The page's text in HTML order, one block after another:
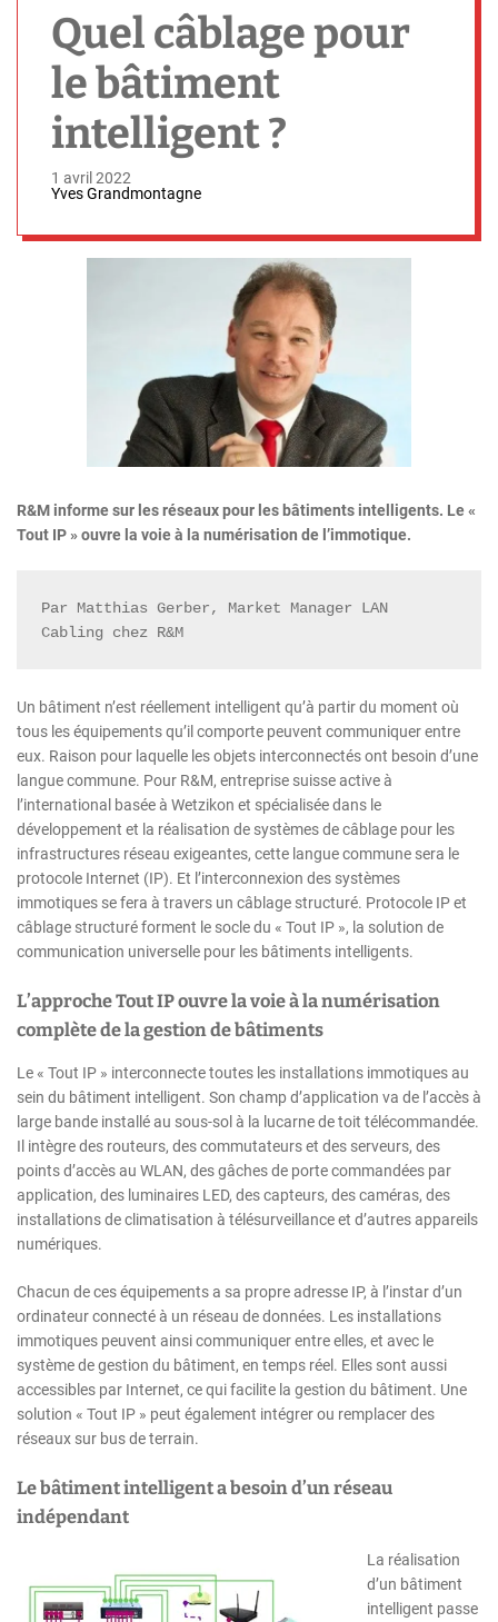
Quel câblage pour
le bâtiment
intelligent ?
1 avril 2022
Yves Grandmontagne
R&M informe sur les réseaux pour les bâtiments intelligents. Le «
Tout IP » ouvre la voie à la numérisation de l’immotique.
Par Matthias Gerber, Market Manager LAN
Cabling chez R&M
Un bâtiment n’est réellement intelligent qu’à partir du moment où
tous les équipements qu’il comporte peuvent communiquer entre
eux. Raison pour laquelle les objets interconnectés ont besoin d’une
langue commune. Pour R&M, entreprise suisse active à
l’international basée à Wetzikon et spécialisée dans le
développement et la réalisation de systèmes de câblage pour les
infrastructures réseau exigeantes, cette langue commune sera le
protocole Internet (IP). Et l’interconnexion des systèmes
immotiques se fera à travers un câblage structuré. Protocole IP et
câblage structuré forment le socle du « Tout IP », la solution de
communication universelle pour les bâtiments intelligents.
L’approche Tout IP ouvre la voie à la numérisation
complète de la gestion de bâtiments
Le « Tout IP » interconnecte toutes les installations immotiques au
sein du bâtiment intelligent. Son champ d’application va de l’accès à
large bande installé au sous-sol à la lucarne de toit télécommandée.
Il intègre des routeurs, des commutateurs et des serveurs, des
points d’accès au WLAN, des gâches de porte commandées par
application, des luminaires LED, des capteurs, des caméras, des
installations de climatisation à télésurveillance et d’autres appareils
numériques.
Chacun de ces équipements a sa propre adresse IP, à l’instar d’un
ordinateur connecté à un réseau de données. Les installations
immotiques peuvent ainsi communiquer entre elles, et avec le
système de gestion du bâtiment, en temps réel. Elles sont aussi
accessibles par Internet, ce qui facilite la gestion du bâtiment. Une
solution « Tout IP » peut également intégrer ou remplacer des
réseaux sur bus de terrain.
Le bâtiment intelligent a besoin d’un réseau
indépendant
La réalisation
d’un bâtiment
intelligent passe